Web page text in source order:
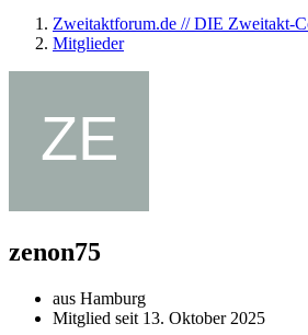
Zweitaktforum.de // DIE Zweitakt-
Mitglieder
zenon75
aus Hamburg
Mitglied seit 13. Oktober 2025